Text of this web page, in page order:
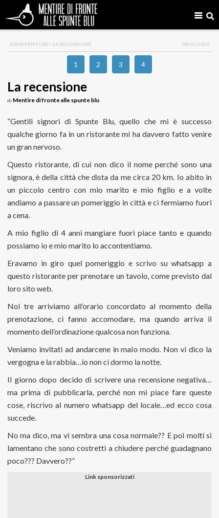
DISAVVENTURE> LA RECENSIONE 08/05/2026
1 2 3 4
La recensione
di Mentire di fronte alle spunte blu
“Gentili signori di Spunte Blu, quello che mi è successo
qualche giorno fa in un ristorante mi ha davvero fatto venire
un gran nervoso.
Questo ristorante, di cui non dico il nome perché sono una
signora, è della città che dista da me circa 20 km. Io abito in
un piccolo centro con mio marito e mio figlio e a volte
andiamo a passare un pomeriggio in città e ci fermiamo fuori
a cena.
A mio figlio di 4 anni mangiare fuori piace tanto e quando
possiamo io e mio marito lo accontentiamo.
Eravamo in giro quel pomeriggio e scrivo su whatsapp a
questo ristorante per prenotare un tavolo, come previsto dal
loro sito web.
Noi tre arriviamo all’orario concordato al momento della
prenotazione, ci fanno accomodare, ma quando arriva il
momento dell’ordinazione qualcosa non funziona.
Veniamo invitati ad andarcene in malo modo. Non vi dico la
vergogna e la rabbia…io non ci dormo la notte.
Il giorno dopo decido di scrivere una recensione negativa…
ma prima di pubblicarla, perché non mi piace fare queste
cose, riscrivo al numero whatsapp del locale…ed ecco cosa
succede.
No ma dico, ma vi sembra una cosa normale?? E poi molti si
lamentano che sono costretti a chiudere perché guadagnano
poco??? Davvero??”